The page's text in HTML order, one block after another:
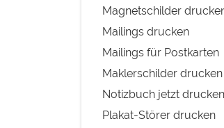
Magnetschilder
Mailings drucken
Mailings für Postkarten
Maklerschilder drucken
Notizbuch jetzt drucken
Plakat-Störer drucken